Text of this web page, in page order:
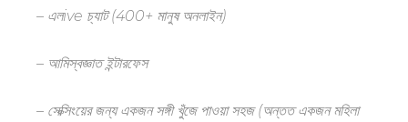
– এলive চ্যাট (400+ মানুষ অনলাইন)
– আমিস্বজ্ঞাত ইন্টারফেস
– সেক্সিংয়ের জন্য একজন সঙ্গী খুঁজে পাওয়া সহজ (অন্ততএকজন মহিলা